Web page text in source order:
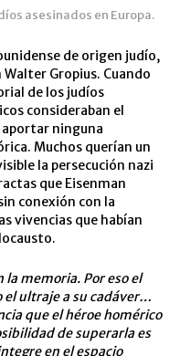
asesinados en Europa.
de origen judío,
Gropius. Cuando
de los judíos
consideraban el
ninguna
Muchos querían un
la persecución nazi
que Eisenman
conexión con la
vivencias que habían
la memoria. Por eso el
el ultraje a su cadáver…
que el héroe homérico
de superarla es
en el espacio